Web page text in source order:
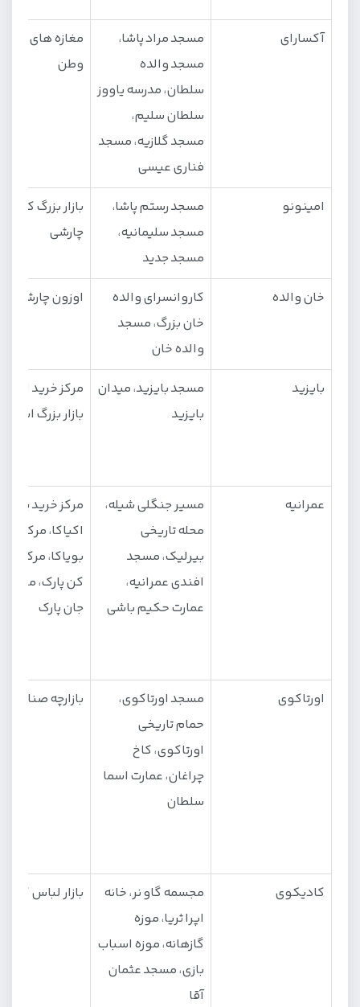
آکسارای
مسجد مراد پاشا،
مسجد والده
سلطان، مدرسه یاووز
سلطان سلیم،
مسجد گلازیه، مسجد
فناری عیسی
مغازه‌ های
وطن
امینونو
مسجد رستم پاشا،
مسجد سلیمانیه،
مسجد جدید
بازار بزرگ کاپال
چارشی
خان والده
کاروانسرای والده
خان بزرگ، مسجد
والده خان
اوزون چارشی
بایزید
مسجد بایزید، میدان
بایزید
مرکز خرید لاله
بازار بزرگ
عمرانیه
مسیر جنگلی شیله،
محله تاریخی
بیرلیک، مسجد
افندی عمرانیه،
عمارت حکیم باشی
مرکز خرید پارک
اکیاکا، مرکز
بویاکا، مرکز
کن پارک، مرکز
جان پارک
اورتاکوی
مسجد اورتاکوی،
حمام تاریخی
اورتاکوی، کاخ
چراغان، عمارت اسما
سلطان
بازارچه صنایع‌
کادیکوی
مجسمه گاو نر، خانه
اپرا ثریا، موزه
گازهانه، موزه اسباب‌
بازی، مسجد عثمان
آقا
بازار لباس